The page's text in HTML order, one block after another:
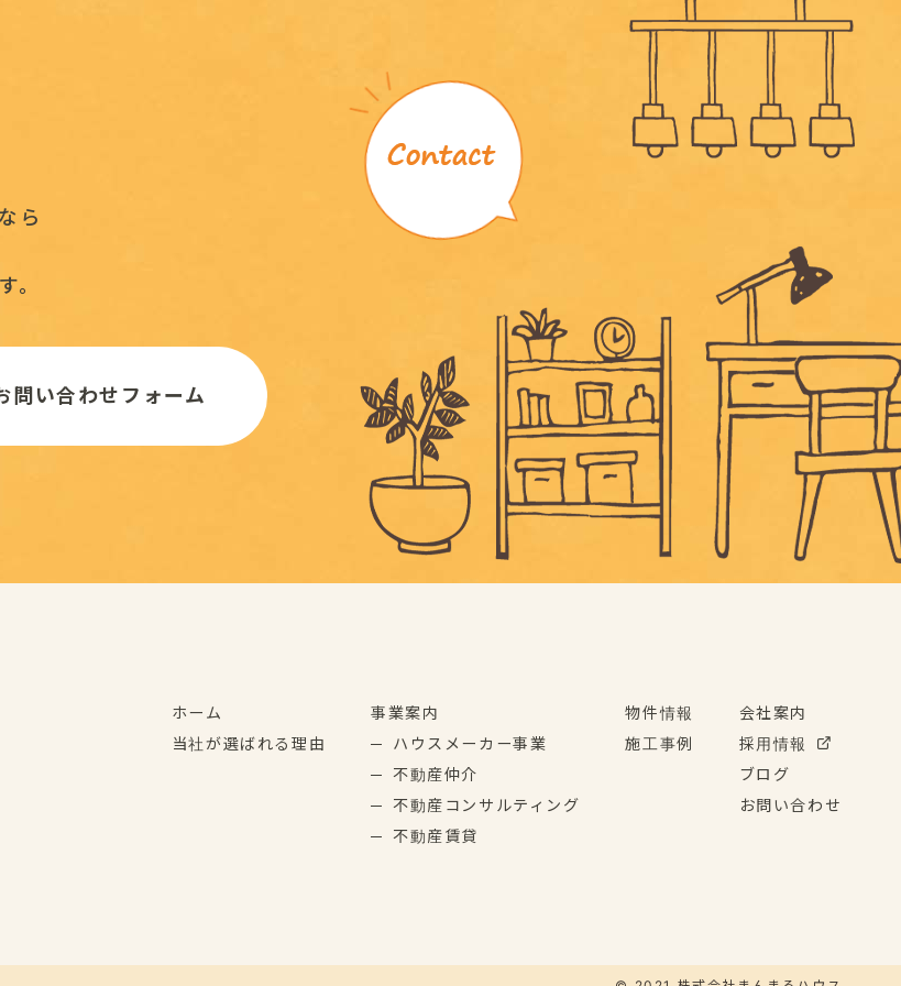
ら
。
問い合わせフォーム
ホーム
当社が選ばれる理由
事業案内
ハウスメーカー事業
不動産仲介
不動産コンサルティング
不動産賃貸
物件情報
施工事例
会社案内
採用情報
ブログ
お問い合わせ